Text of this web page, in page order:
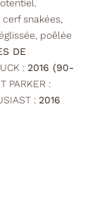
snakées,
poêlée
DE
: 2016 (90-
PARKER :
: 2016